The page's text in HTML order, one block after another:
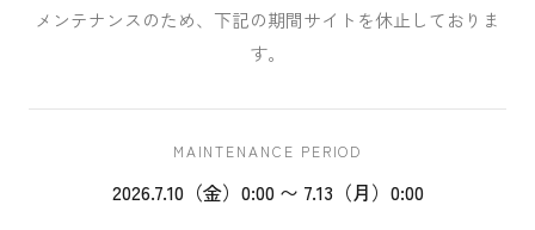
メンテナンスのため、下記の期間サイトを休止しておりま
す。
MAINTENANCE PERIOD
2026.7.10（金）0:00 〜 7.13（月）0:00